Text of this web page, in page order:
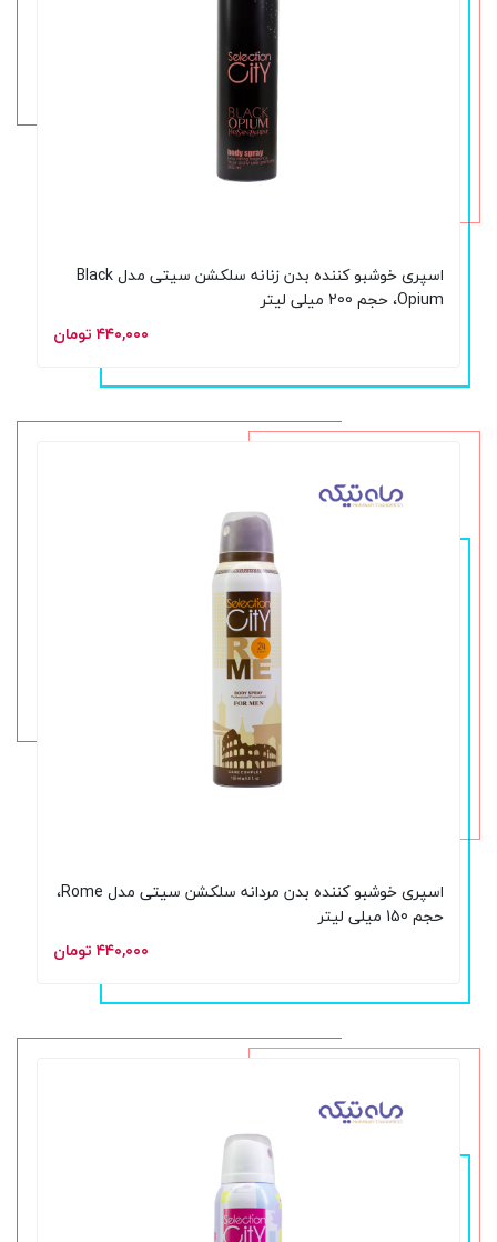
اسپری خوشبو کننده بدن زنانه سلکشن سیتی مدل Black
Opium، حجم 200 میلی لیتر
۴۴۰,۰۰۰ تومان
اسپری خوشبو کننده بدن مردانه سلکشن سیتی مدل Rome،
حجم 150 میلی لیتر
۴۴۰,۰۰۰ تومان